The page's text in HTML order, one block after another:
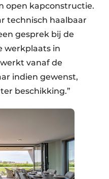
open kapconstructie.
technisch haalbaar
gesprek bij de
werkplaats in
vanaf de
indien gewenst,
beschikking.”